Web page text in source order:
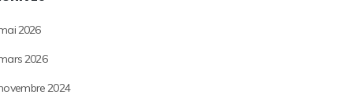
2026
2026
2024